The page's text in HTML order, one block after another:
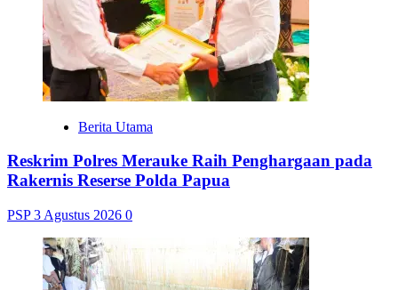
Berita Utama
Reskrim Polres Merauke Raih Penghargaan pada
Rakernis Reserse Polda Papua
PSP3 Agustus 2026 0